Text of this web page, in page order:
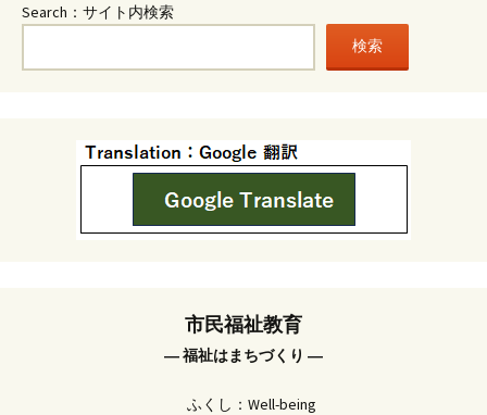
Search：サイト内検索
検索
市民福祉教育
― 福祉はまちづくり ―
ふくし：Well-being